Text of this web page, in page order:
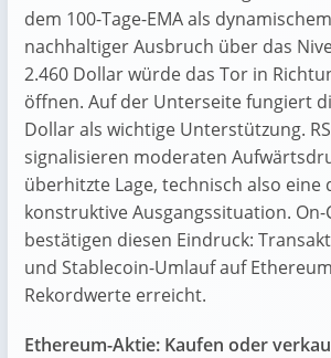
dem 100-Tage-EMA als
nachhaltiger Ausbruch über das
2.460 Dollar würde das Tor in
öffnen. Auf der Unterseite fungiert
Dollar als wichtige Unterstützung.
signalisieren moderaten
überhitzte Lage, technisch also eine
konstruktive Ausgangssituation. On-
bestätigen diesen Eindruck:
und Stablecoin-Umlauf auf
Rekordwerte erreicht.
Ethereum-Aktie: Kaufen oder